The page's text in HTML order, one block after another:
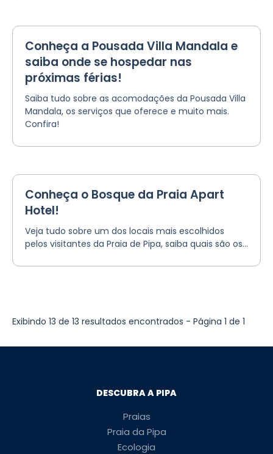
Conheça a Pousada Villa Mandala e
saiba onde se hospedar nas
próximas férias!
Saiba tudo sobre as acomodações da Pousada Villa
Mandala, os serviços que oferece e muito mais.
Confira!
Conheça o Bosque da Praia Apart
Hotel!
Veja tudo sobre um dos locais mais escolhidos
pelos visitantes da Praia de Pipa, saiba quais são os...
Exibindo 13 de 13 resultados encontrados - Página 1 de 1
DESCUBRA A PIPA
Praias
Praia da Pipa
Ecologia